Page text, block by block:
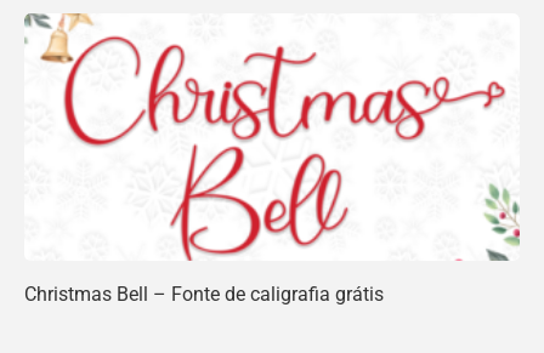
Christmas Bell – Fonte de caligrafia grátis